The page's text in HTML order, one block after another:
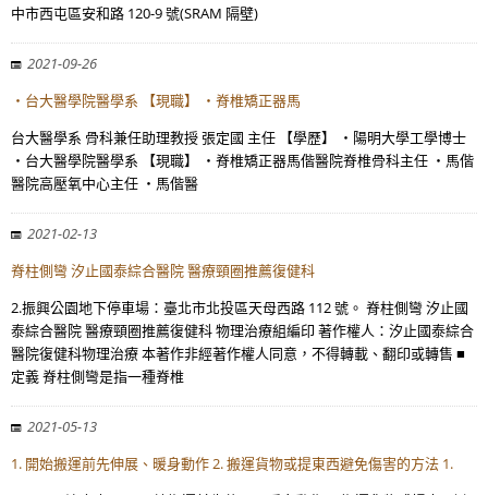
中市西屯區安和路 120-9 號(SRAM 隔壁)
2021-09-26
・台大醫學院醫學系 【現職】 ・脊椎矯正器馬
台大醫學系 骨科兼任助理教授 張定國 主任 【學歷】 ・陽明大學工學博士
・台大醫學院醫學系 【現職】 ・脊椎矯正器馬偕醫院脊椎骨科主任 ・馬偕
醫院高壓氧中心主任 ・馬偕醫
2021-02-13
脊柱側彎 汐止國泰綜合醫院 醫療頸圈推薦復健科
2.振興公園地下停車場：臺北市北投區天母西路 112 號。 脊柱側彎 汐止國
泰綜合醫院 醫療頸圈推薦復健科 物理治療組編印 著作權人：汐止國泰綜合
醫院復健科物理治療 本著作非經著作權人同意，不得轉載、翻印或轉售 ■
定義 脊柱側彎是指一種脊椎
2021-05-13
1. 開始搬運前先伸展、暖身動作 2. 搬運貨物或提東西避免傷害的方法 1.